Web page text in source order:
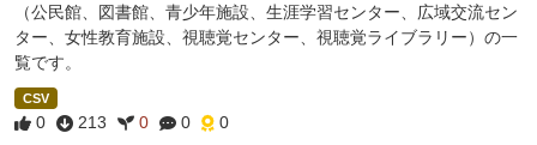
（公民館、図書館、青少年施設、生涯学習センター、広域交流セン
ター、女性教育施設、視聴覚センター、視聴覚ライブラリー）の一
覧です。
CSV
0 213 0 0 0